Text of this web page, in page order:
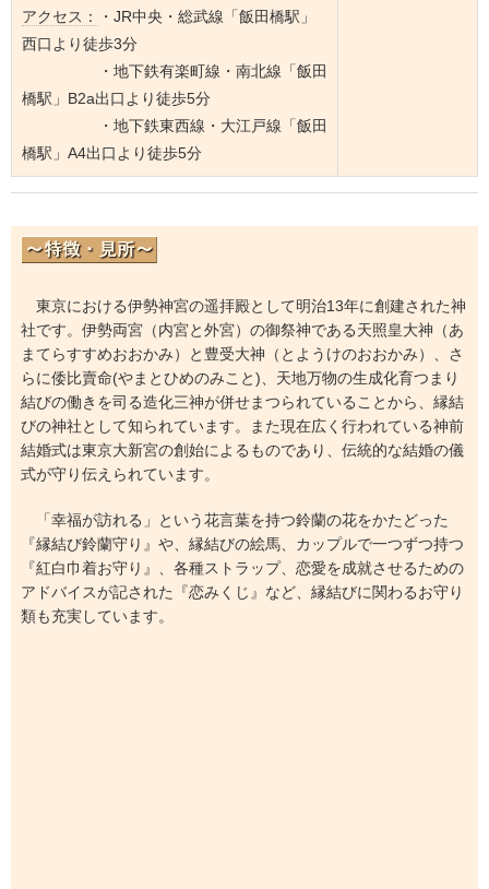
アクセス：
・JR中央・総武線「飯田橋駅」
西口より徒歩3分
・地下鉄有楽町線・南北線「飯田
橋駅」B2a出口より徒歩5分
・地下鉄東西線・大江戸線「飯田
橋駅」A4出口より徒歩5分
東京における伊勢神宮の遥拝殿として明治13年に創建された神
社です。伊勢両宮（内宮と外宮）の御祭神である天照皇大神（あ
まてらすすめおおかみ）と豊受大神（とようけのおおかみ）、さ
らに倭比賣命(やまとひめのみこと)、天地万物の生成化育つまり
結びの働きを司る造化三神が併せまつられていることから、縁結
びの神社として知られています。また現在広く行われている神前
結婚式は東京大新宮の創始によるものであり、伝統的な結婚の儀
式が守り伝えられています。
「幸福が訪れる」という花言葉を持つ鈴蘭の花をかたどった
『縁結び鈴蘭守り』や、縁結びの絵馬、カップルで一つずつ持つ
『紅白巾着お守り』、各種ストラップ、恋愛を成就させるための
アドバイスが記された『恋みくじ』など、縁結びに関わるお守り
類も充実しています。